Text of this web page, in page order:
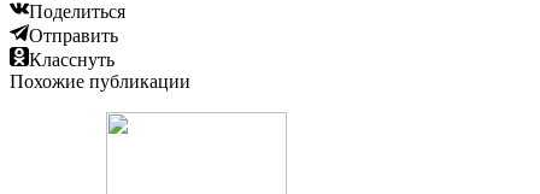
Поделиться
Отправить
Класснуть
Похожие публикации